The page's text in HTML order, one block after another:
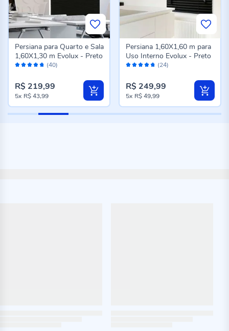
Avaliação: (40)
Persiana para Quarto e Sala
1,60X1,30 m Evolux - Preto
R$ 219,99
5x R$ 43,99
Avaliação: (24)
Persiana 1,60X1,60 m para
Uso Interno Evolux - Preto
R$ 249,99
5x R$ 49,99